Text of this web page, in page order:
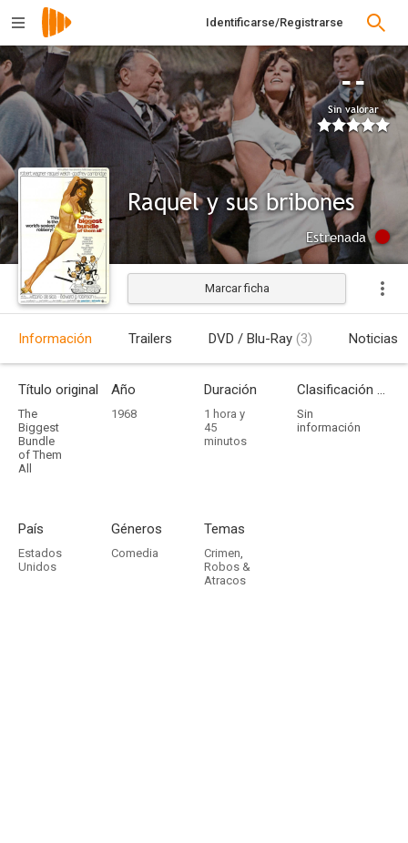
Identificarse/Registrarse
--
Sin valorar
Raquel y sus bribones
Estrenada
Marcar ficha
Información Trailers DVD / Blu-Ray (3) Noticias
Título original
The
Biggest
Bundle
of Them
All
Año
1968
Duración
1 hora y
45
minutos
Clasificación por edades
Sin
información
País
Estados
Unidos
Géneros
Comedia
Temas
Crimen,
Robos &
Atracos